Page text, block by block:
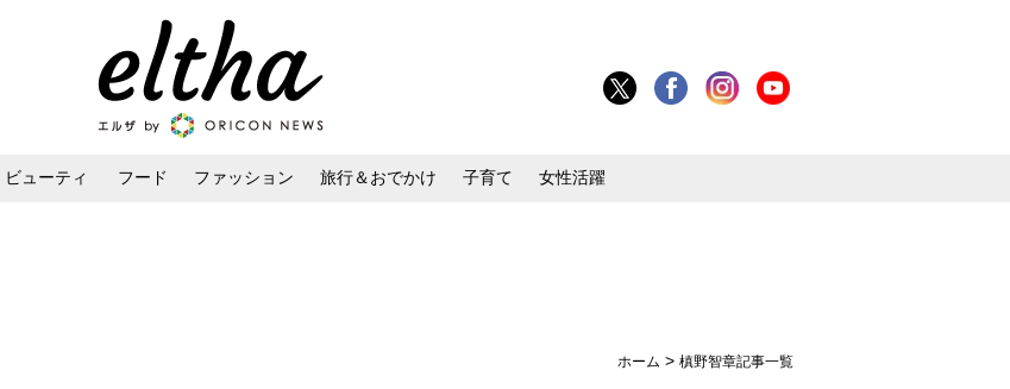
ビューティ フード ファッション 旅行＆おでかけ 子育て 女性活躍
ホーム > 槙野智章記事一覧